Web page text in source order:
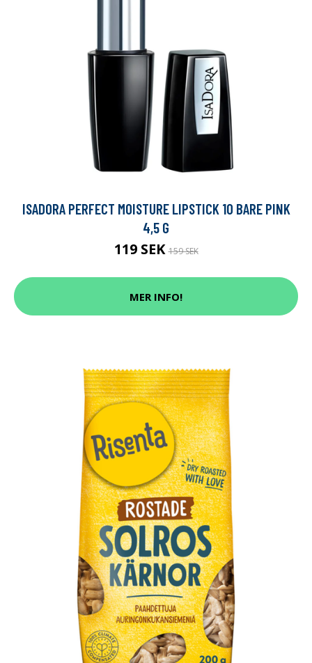
ISADORA PERFECT MOISTURE LIPSTICK 10 BARE PINK
4,5 G
119 SEK159 SEK
MER INFO!